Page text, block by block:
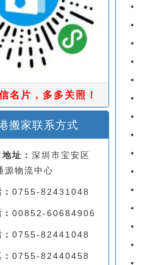
名片，多多关照！
搬家联系方式
址： 深圳市宝安区
源物流中心
0755-82431048
00852-60684906
0755-82441048
0755-82440458